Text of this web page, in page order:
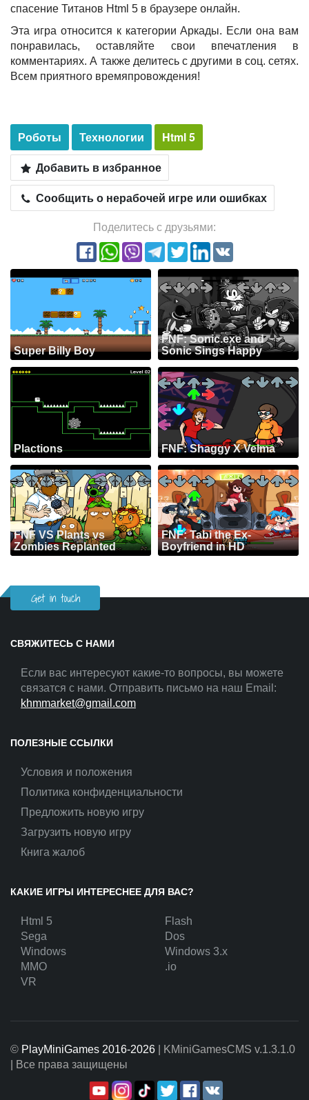
спасение Титанов Html 5 в браузере онлайн.
Эта игра относится к категории Аркады. Если она вам
понравилась, оставляйте свои впечатления в
комментариях. А также делитесь c другими в соц. сетях.
Всем приятного времяпровождения!
Роботы Технологии
Html 5
Добавить в избранное
Сообщить о нерабочей игре или ошибках
Поделитесь с друзьями:
Super Billy Boy
FNF: Sonic.exe and
Sonic Sings Happy
Plactions FNF: Shaggy X Velma
FNF VS Plants vs
Zombies Replanted
FNF: Tabi the Ex-
Boyfriend in HD
Get in touch
СВЯЖИТЕСЬ С НАМИ
Если вас интересуют какие-то вопросы, вы можете
связатся с нами. Отправить письмо на наш Email:
khmmarket@gmail.com
ПОЛЕЗНЫЕ ССЫЛКИ
Условия и положения
Политика конфиденциальности
Предложить новую игру
Загрузить новую игру
Книга жалоб
КАКИЕ ИГРЫ ИНТЕРЕСНЕЕ ДЛЯ ВАС?
Html 5
Flash
Sega
Dos
Windows
Windows 3.x
MMO
.io
VR
© PlayMiniGames 2016-2026 | KMiniGamesCMS v.1.3.1.0
| Все права защищены